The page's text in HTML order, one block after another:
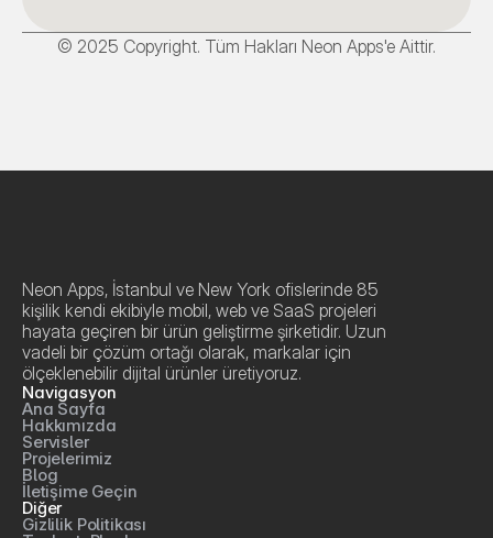
© 2025 Copyright. Tüm Hakları Neon Apps'e Aittir.
Neon Apps, İstanbul ve New York ofislerinde 85
kişilik kendi ekibiyle mobil, web ve SaaS projeleri
hayata geçiren bir ürün geliştirme şirketidir. Uzun
vadeli bir çözüm ortağı olarak, markalar için
ölçeklenebilir dijital ürünler üretiyoruz.
Navigasyon
Ana Sayfa
Hakkımızda
Servisler
Projelerimiz
Blog
İletişime Geçin
Diğer
Gizlilik Politikası